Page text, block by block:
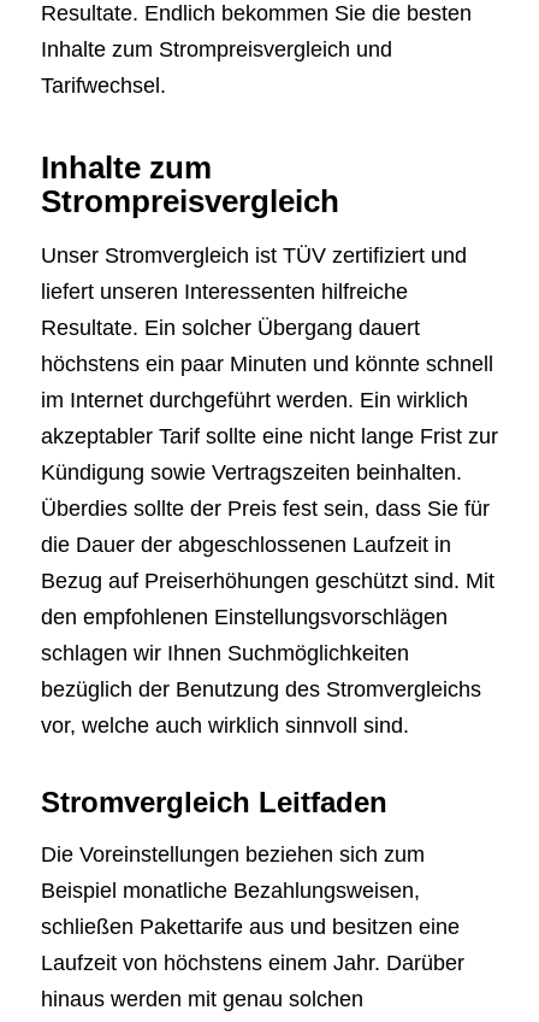
Resultate. Endlich bekommen Sie die besten
Inhalte zum Strompreisvergleich und
Tarifwechsel.
Inhalte zum
Strompreisvergleich
Unser Stromvergleich ist TÜV zertifiziert und
liefert unseren Interessenten hilfreiche
Resultate. Ein solcher Übergang dauert
höchstens ein paar Minuten und könnte schnell
im Internet durchgeführt werden. Ein wirklich
akzeptabler Tarif sollte eine nicht lange Frist zur
Kündigung sowie Vertragszeiten beinhalten.
Überdies sollte der Preis fest sein, dass Sie für
die Dauer der abgeschlossenen Laufzeit in
Bezug auf Preiserhöhungen geschützt sind. Mit
den empfohlenen Einstellungsvorschlägen
schlagen wir Ihnen Suchmöglichkeiten
bezüglich der Benutzung des Stromvergleichs
vor, welche auch wirklich sinnvoll sind.
Stromvergleich Leitfaden
Die Voreinstellungen beziehen sich zum
Beispiel monatliche Bezahlungsweisen,
schließen Pakettarife aus und besitzen eine
Laufzeit von höchstens einem Jahr. Darüber
hinaus werden mit genau solchen